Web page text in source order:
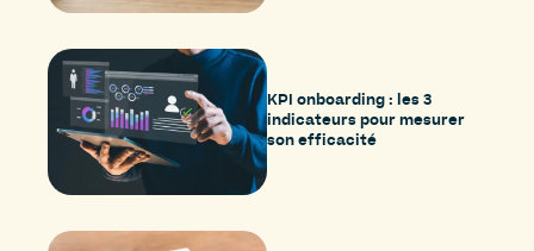
KPI onboarding : les 3
indicateurs pour mesurer
son efficacité